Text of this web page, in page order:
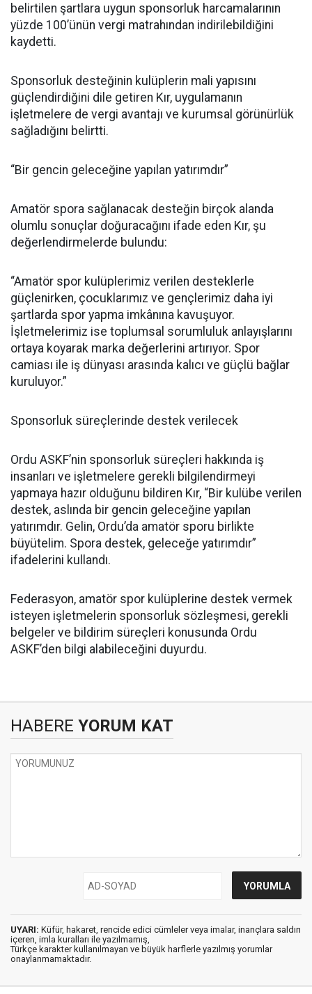
belirtilen şartlara uygun sponsorluk harcamalarının
yüzde 100’ünün vergi matrahından indirilebildiğini
kaydetti.
Sponsorluk desteğinin kulüplerin mali yapısını
güçlendirdiğini dile getiren Kır, uygulamanın
işletmelere de vergi avantajı ve kurumsal görünürlük
sağladığını belirtti.
“Bir gencin geleceğine yapılan yatırımdır”
Amatör spora sağlanacak desteğin birçok alanda
olumlu sonuçlar doğuracağını ifade eden Kır, şu
değerlendirmelerde bulundu:
“Amatör spor kulüplerimiz verilen desteklerle
güçlenirken, çocuklarımız ve gençlerimiz daha iyi
şartlarda spor yapma imkânına kavuşuyor.
İşletmelerimiz ise toplumsal sorumluluk anlayışlarını
ortaya koyarak marka değerlerini artırıyor. Spor
camiası ile iş dünyası arasında kalıcı ve güçlü bağlar
kuruluyor.”
Sponsorluk süreçlerinde destek verilecek
Ordu ASKF’nin sponsorluk süreçleri hakkında iş
insanları ve işletmelere gerekli bilgilendirmeyi
yapmaya hazır olduğunu bildiren Kır, “Bir kulübe verilen
destek, aslında bir gencin geleceğine yapılan
yatırımdır. Gelin, Ordu’da amatör sporu birlikte
büyütelim. Spora destek, geleceğe yatırımdır”
ifadelerini kullandı.
Federasyon, amatör spor kulüplerine destek vermek
isteyen işletmelerin sponsorluk sözleşmesi, gerekli
belgeler ve bildirim süreçleri konusunda Ordu
ASKF’den bilgi alabileceğini duyurdu.
HABERE YORUM KAT
UYARI: Küfür, hakaret, rencide edici cümleler veya imalar, inançlara saldırı
içeren, imla kuralları ile yazılmamış,
Türkçe karakter kullanılmayan ve büyük harflerle yazılmış yorumlar
onaylanmamaktadır.